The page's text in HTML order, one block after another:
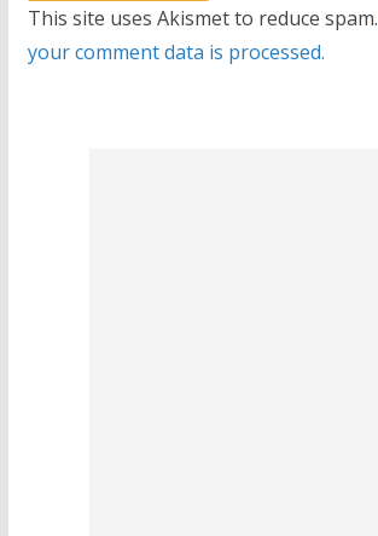
This site uses Akismet to reduce spam.
your comment data is processed.